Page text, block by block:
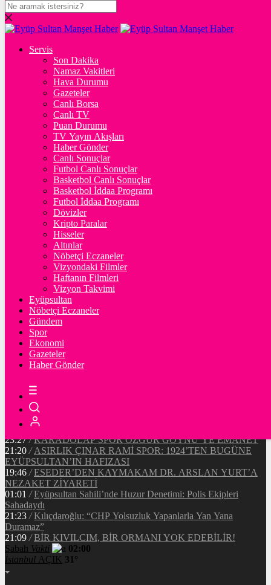
DOLAR
47,6009$% 0.06
EURO
% 0.08
STERLİN
% 0.22
GRAM ALTIN
%0,29
%0,22
BİTCOİN
ETHEREUM
TETHER
Servis
Son Dakika
Namaz Vakitleri
Hava Durumu
Gazeteler
Canlı Borsa
Canlı TV
Puan Durumu
TV Yayın Akışları
Haber Gönder
Canlı Sonuçlar
Futbol Canlı Sonuçlar
Basketbol Canlı Sonuçlar
Basketbol İddaa Programı
Futbol İddaa Programı
Dövizler
Kripto Paralar
Hisseler
Altınlar
Nöbetçi Eczaneler
Vizyondaki Filmler
Haftanın Filmleri
Vizyon Takvimi
Eyüpsultan
Nöbetçi Eczaneler
Gündem
Spor
Ekonomi
Gazeteler
Haber Gönder
20:37 / CHP EYÜPSULTAN İLÇE ÖRGÜTÜ ÜYELERİ
/ MHP EYÜPSULTAN TEŞKİLATI’NIN ACI GÜNÜ
13:33
/ BAŞKAN DR. MİTHAT BÜLENT ÖZMEN’DEN
KAMUOYUNA AÇIKLAMA
Makyaj Sanatçısı Uzay Damla Yıldız, Uluslararası
Başarılarıyla Türkiye’yi Temsil Ediyor
23:27 / KARADOLAP SPOR ÖZGÜR GÖYNÜ’YE EMANET
21:20 / ASIRLIK ÇINAR RAMİ SPOR: 1924’TEN BUGÜNE
EYÜPSULTAN’IN HAFIZASI
19:46 / ESEDER’DEN KAYMAKAM DR. ARSLAN YURT’A
NEZAKET ZİYARETİ
01:01 / Eyüpsultan Sahili’nde Huzur Denetimi: Polis Ekipleri
Sahadaydı
21:23 / Kılıçdaroğlu: “CHP Yolsuzluk Yapanlarla Yan Yana
Duramaz”
21:09 / BİR KIVILCIM, BİR ORMANI YOK EDEBİLİR!
Sabah Vakti
02:00
İstanbul AÇIK 31°